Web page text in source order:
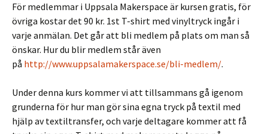
För medlemmar i Uppsala Makerspace är kursen gratis, för
övriga kostar det 90 kr. 1st T-shirt med vinyltryck ingår i
varje anmälan. Det går att bli medlem på plats om man så
önskar. Hur du blir medlem står även
på http://www.uppsalamakerspace.se/bli-medlem/.
Under denna kurs kommer vi att tillsammans gå igenom
grunderna för hur man gör sina egna tryck på textil med
hjälp av textiltransfer, och varje deltagare kommer att få